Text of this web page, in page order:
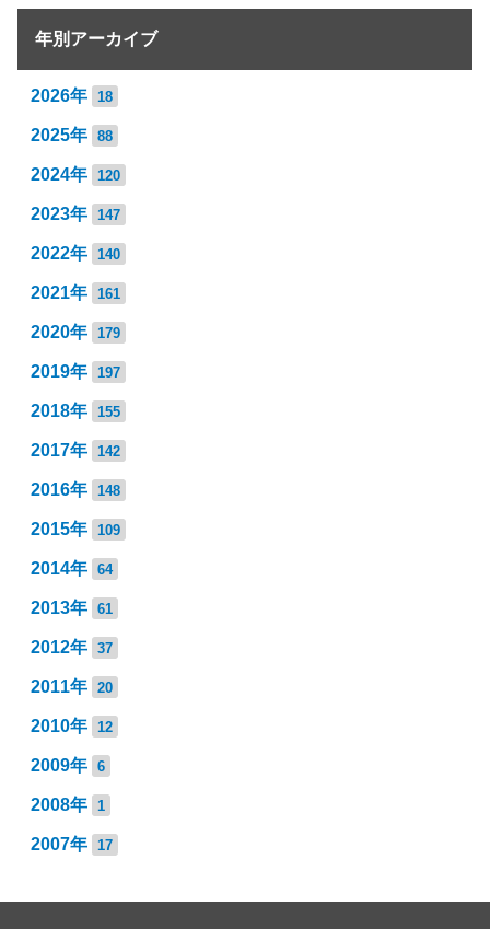
年別アーカイブ
2026年 18
2025年 88
2024年 120
2023年 147
2022年 140
2021年 161
2020年 179
2019年 197
2018年 155
2017年 142
2016年 148
2015年 109
2014年 64
2013年 61
2012年 37
2011年 20
2010年 12
2009年 6
2008年 1
2007年 17